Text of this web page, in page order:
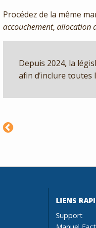
Procédez de la même
accouchement, allocation
Depuis 2024, la
afin d’inclure
LIENS
Support